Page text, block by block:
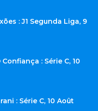
: J1 Segunda Liga, 9
: Série C, 10
: Série C, 10 Août